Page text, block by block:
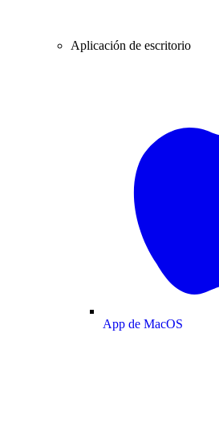
Aplicación de escritorio
App de MacOS